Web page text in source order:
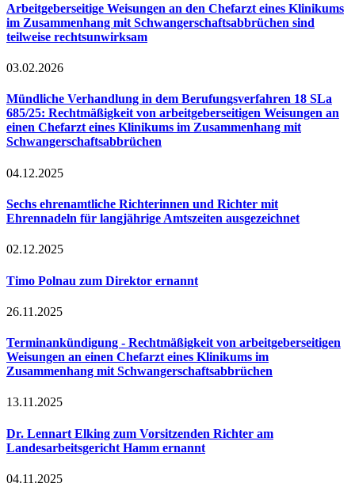
Arbeitgeberseitige Weisungen an den Chefarzt eines Klinikums
im Zusammenhang mit Schwangerschaftsabbrüchen sind
teilweise rechtsunwirksam
03.02.2026
Mündliche Verhandlung in dem Berufungsverfahren 18 SLa
685/25: Rechtmäßigkeit von arbeitgeberseitigen Weisungen an
einen Chefarzt eines Klinikums im Zusammenhang mit
Schwangerschaftsabbrüchen
04.12.2025
Sechs ehrenamtliche Richterinnen und Richter mit
Ehrennadeln für langjährige Amtszeiten ausgezeichnet
02.12.2025
Timo Polnau zum Direktor ernannt
26.11.2025
Terminankündigung - Rechtmäßigkeit von arbeitgeberseitigen
Weisungen an einen Chefarzt eines Klinikums im
Zusammenhang mit Schwangerschaftsabbrüchen
13.11.2025
Dr. Lennart Elking zum Vorsitzenden Richter am
Landesarbeitsgericht Hamm ernannt
04.11.2025